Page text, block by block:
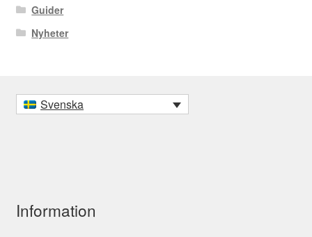
Guider
Nyheter
Svenska
Information